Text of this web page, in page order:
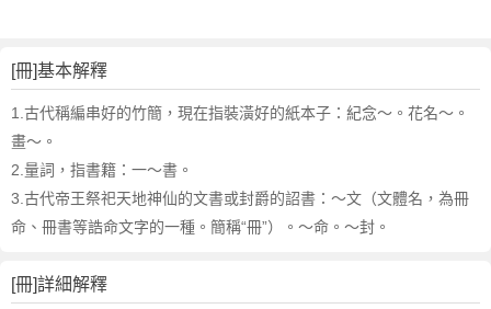
[冊]基本解釋
1.古代稱編串好的竹簡，現在指裝潢好的紙本子 ：紀念～。花名～。
畫～。
2.量詞，指書籍 ：一～書。
3.古代帝王祭祀天地神仙的文書或封爵的詔書 ：～文（文體名，為冊
命、冊書等誥命文字的一種。簡稱“冊”）。～命。～封。
[冊]詳細解釋